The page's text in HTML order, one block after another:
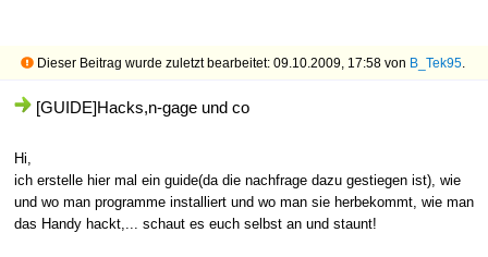
Dieser Beitrag wurde zuletzt bearbeitet: 09.10.2009, 17:58 von B_Tek95.
[GUIDE]Hacks,n-gage und co
Hi,
ich erstelle hier mal ein guide(da die nachfrage dazu gestiegen ist), wie
und wo man programme installiert und wo man sie herbekommt, wie man
das Handy hackt,... schaut es euch selbst an und staunt!